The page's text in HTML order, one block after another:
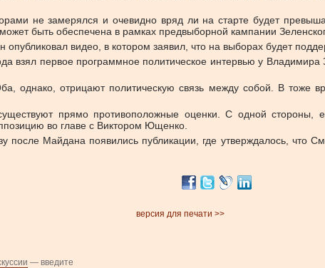
не замерялся и очевидно вряд ли на старте будет
быть обеспечена в рамках предвыборной кампании
видео, в котором заявил, что на выборах будет
взял первое программное политическое интервью у Владимира
однако, отрицают политическую связь между собой. В тоже
прямо противоположные оценки. С одной стороны,
во главе с Виктором Ющенко.
Майдана появились публикации, где утверждалось, что
версия для печати >>
— введите